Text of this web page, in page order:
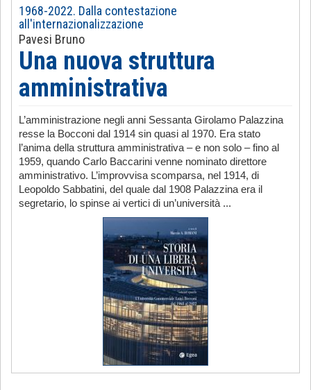
-1968-2022. Dalla contestazione
all'internazionalizzazione
Pavesi Bruno
Una nuova struttura
amministrativa
L’amministrazione negli anni Sessanta Girolamo Palazzina
resse la Bocconi dal 1914 sin quasi al 1970. Era stato
l’anima della struttura amministrativa – e non solo – fino al
1959, quando Carlo Baccarini venne nominato direttore
amministrativo. L’improvvisa scomparsa, nel 1914, di
Leopoldo Sabbatini, del quale dal 1908 Palazzina era il
segretario, lo spinse ai vertici di un’università ...